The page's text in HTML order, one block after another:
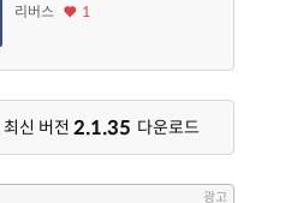
리버스 1
신 버전 2.1.35 다운로드
광고